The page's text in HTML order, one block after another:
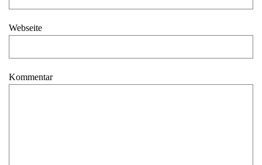
Webseite
Kommentar